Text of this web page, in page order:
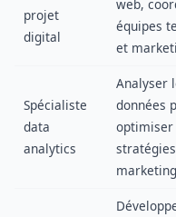
projet
digital
web,
équipes
et
Spécialiste
data
analytics
Analyser
données
optimiser
stratégies